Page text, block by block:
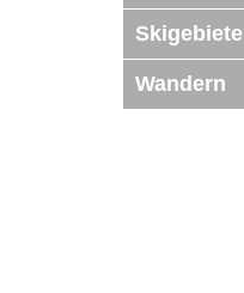
Skigebiete
Wandern